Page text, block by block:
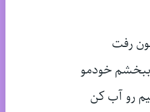
رفت
ببخشم خودمو
رو آب کن